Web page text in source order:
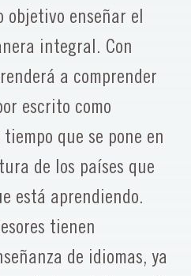
objetivo enseñar el
integral. Con
a comprender
escrito como
que se pone en
de los países que
está aprendiendo.
tienen
de idiomas, ya